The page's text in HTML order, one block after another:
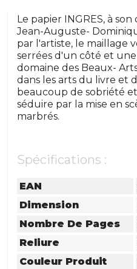
Le papier INGRES, à
Jean-Auguste-
par l'artiste, le maillage
serrées d'un côté et
domaine des Beaux-
dans les arts du livre et
beaucoup de sobriété
séduire par la mise en
marbrés.
Spécifications :
EAN
Dimension
Nombre De Pages
Reliure
Couleur Produit